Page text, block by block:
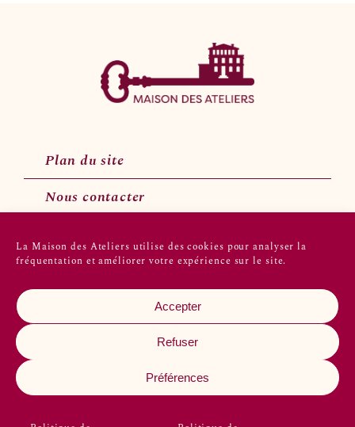
La Maison des Ateliers utilise des cookies pour analyser la
fréquentation et améliorer votre expérience sur le site.
Accepter
Refuser
Préférences
Plan du site
Nous contacter
Crédits Mentions légales Confidentialité